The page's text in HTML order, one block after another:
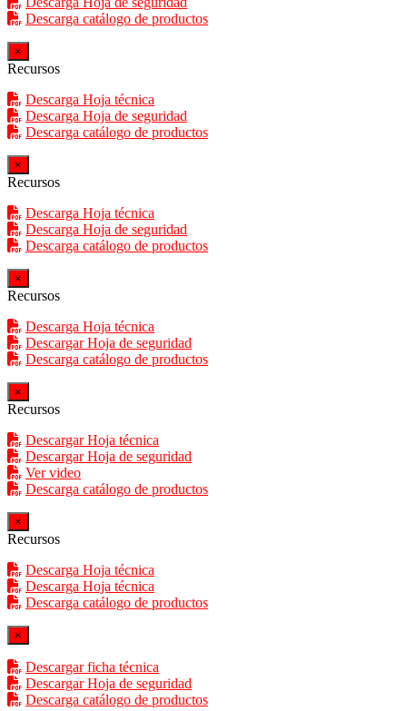
Descarga catálogo de productos
×
Recursos
Descarga Hoja técnica
Descarga Hoja de seguridad
Descarga catálogo de productos
×
Recursos
Descarga Hoja técnica
Descarga Hoja de seguridad
Descarga catálogo de productos
×
Recursos
Descarga Hoja técnica
Descargar Hoja de seguridad
Descarga catálogo de productos
×
Recursos
Descargar Hoja técnica
Descargar Hoja de seguridad
Ver video
Descarga catálogo de productos
×
Recursos
Descarga Hoja técnica
Descarga Hoja técnica
Descarga catálogo de productos
×
Descargar ficha técnica
Descargar Hoja de seguridad
Descarga catálogo de productos